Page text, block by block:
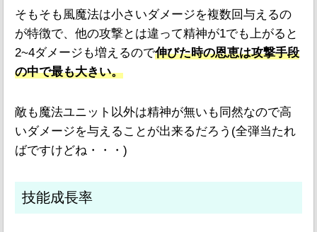
そもそも風魔法は小さいダメージを複数回与えるの
が特徴で、他の攻撃とは違って精神が1でも上がると
2~4ダメージも増えるので伸びた時の恩恵は攻撃手段
の中で最も大きい。
敵も魔法ユニット以外は精神が無いも同然なので高
いダメージを与えることが出来るだろう(全弾当たれ
ばですけどね・・・)
技能成長率